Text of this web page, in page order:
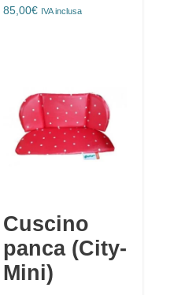
85,00€ IVA inclusa
Cuscino
panca (City-
Mini)